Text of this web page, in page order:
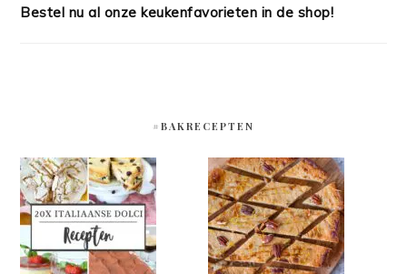
Bestel nu al onze keukenfavorieten in de shop!
#BAKRECEPTEN